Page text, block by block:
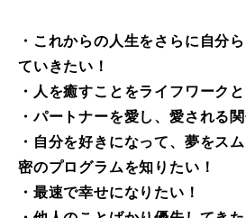
・これからの人生をさらに自分
ていきたい！
・人を癒すことをライフワーク
・パートナーを愛し、愛される
・自分を好きになって、夢をス
密のプログラムを知りたい！
・最速で幸せになりたい！